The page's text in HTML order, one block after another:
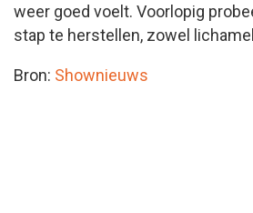
weer goed voelt. Voorlopig
stap te herstellen, zowel
Bron: Shownieuws